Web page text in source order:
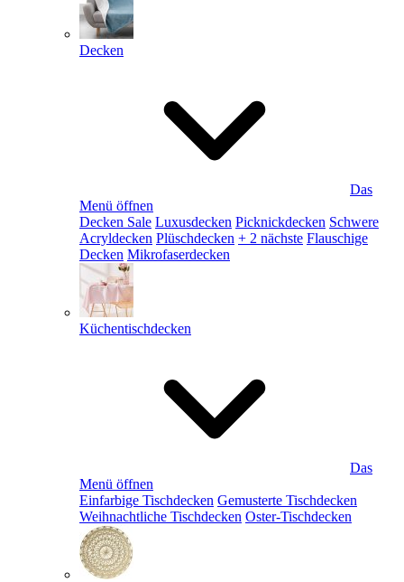
Decken
Das
Menü öffnen
Decken Sale Luxusdecken Picknickdecken Schwere
Acryldecken Plüschdecken + 2 nächste Flauschige
Decken Mikrofaserdecken
Küchentischdecken
Das
Menü öffnen
Einfarbige Tischdecken Gemusterte Tischdecken
Weihnachtliche Tischdecken Oster-Tischdecken